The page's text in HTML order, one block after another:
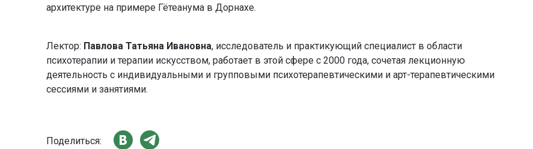
архитектуре на примере Гётеанума в Дорнахе.
Лектор: Павлова Татьяна Ивановна, исследователь и практикующий специалист в области
психотерапии и терапии искусством, работает в этой сфере с 2000 года, сочетая лекционную
деятельность с индивидуальными и групповыми психотерапевтическими и арт-терапевтическими
сессиями и занятиями.
Поделиться: